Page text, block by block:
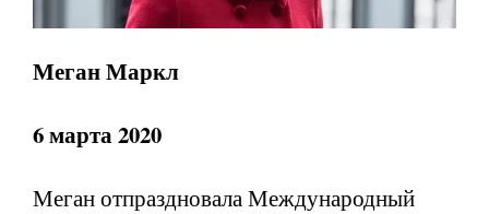
Меган Маркл
6 марта 2020
Меган отпраздновала Международный